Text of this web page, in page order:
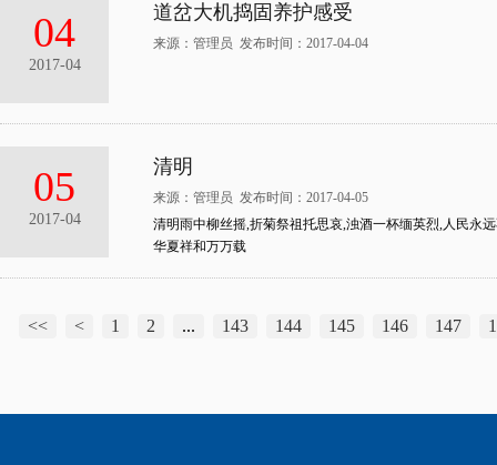
04
2017-04
道岔大机捣固养护感受
来源：管理员 发布时间：2017-04-04
05
2017-04
清明
来源：管理员 发布时间：2017-04-05
清明雨中柳丝摇,折菊祭祖托思哀,浊酒一杯缅英烈,人民永
华夏祥和万万载
<< < 1 2 ... 143 144 145 146 147